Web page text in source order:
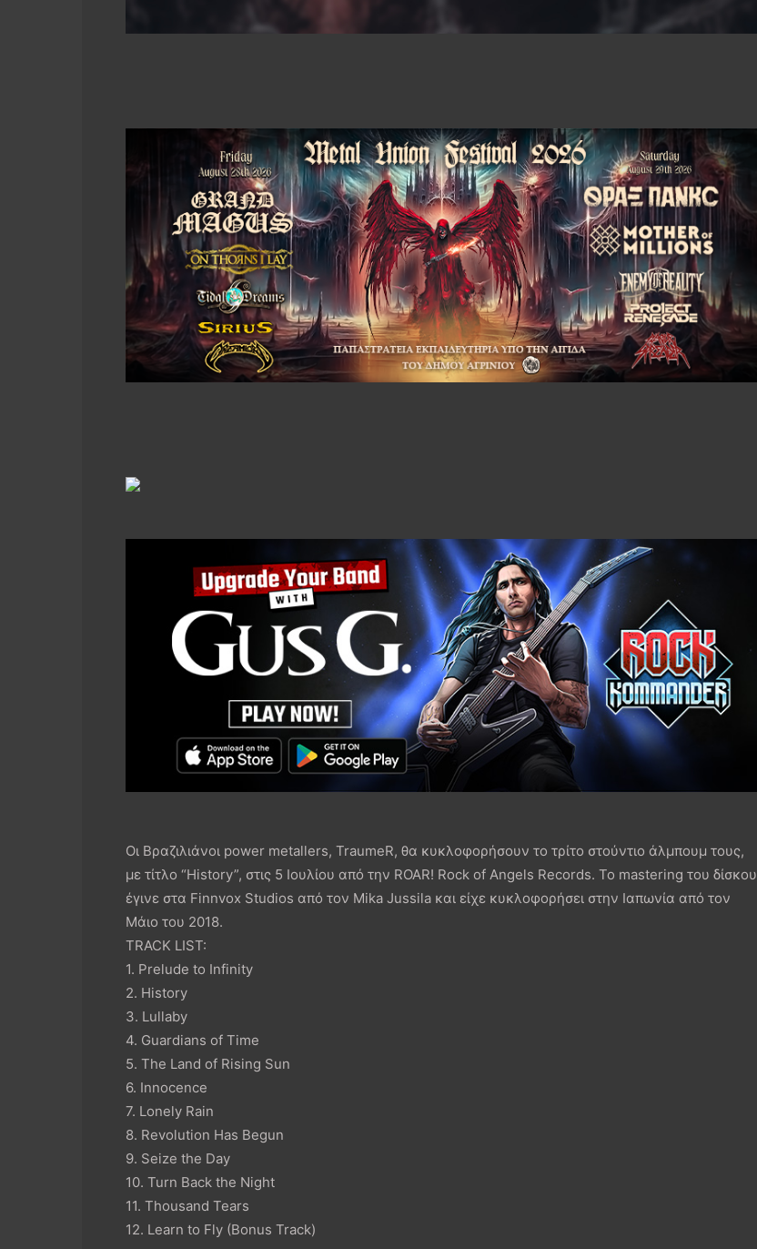
Οι Βραζιλιάνοι power metallers, TraumeR, θα κυκλοφορήσουν το τρίτο στούντιο άλμπουμ τους,
με τίτλο “History”, στις 5 Ιουλίου από την ROAR! Rock of Angels Records. Το mastering του δίσκου
έγινε στα Finnvox Studios από τον Mika Jussila και είχε κυκλοφορήσει στην Ιαπωνία από τον
Μάιο του 2018.
TRACK LIST:
1. Prelude to Infinity
2. History
3. Lullaby
4. Guardians of Time
5. The Land of Rising Sun
6. Innocence
7. Lonely Rain
8. Revolution Has Begun
9. Seize the Day
10. Turn Back the Night
11. Thousand Tears
12. Learn to Fly (Bonus Track)